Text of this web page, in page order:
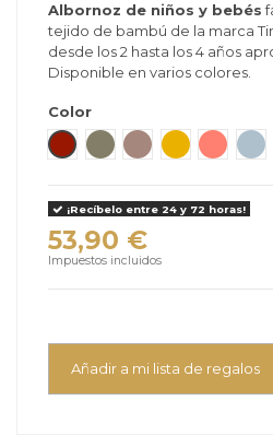
(1 reseñas)
Albornoz de niños y bebés
tejido de bambú de la marca
desde los 2 hasta los 4 años
Disponible en varios colores.
Color
RosewoodWhisper Green
Mellow Mauve
Ocre Apricot
¡Recíbelo entre 24 y 72 horas!
53,90 €
Impuestos incluidos
Añadir a mi lista de regalos